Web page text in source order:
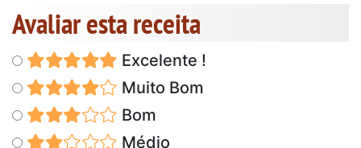
Avaliar esta receita
Excelente !
Muito Bom
Bom
Médio